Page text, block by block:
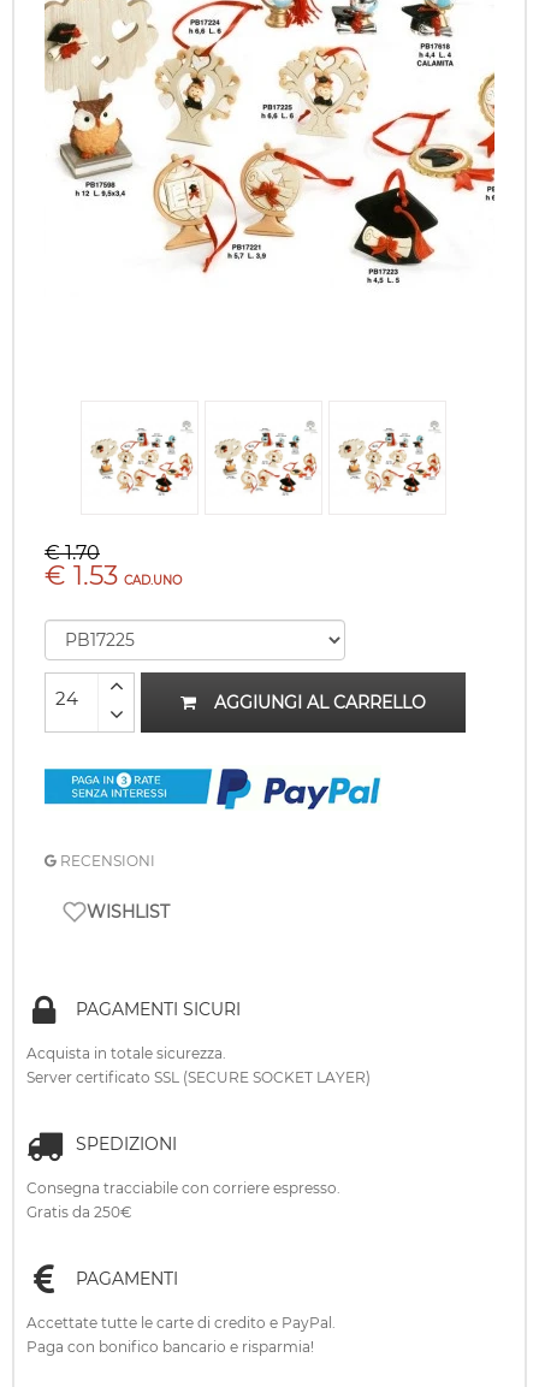
€ 1.70
€ 1.53 CAD.UNO
AGGIUNGI AL CARRELLO
RECENSIONI
WISHLIST
PAGAMENTI SICURI
Acquista in totale sicurezza.
Server certificato SSL (SECURE SOCKET LAYER)
SPEDIZIONI
Consegna tracciabile con corriere espresso.
Gratis da 250€
PAGAMENTI
Accettate tutte le carte di credito e PayPal.
Paga con bonifico bancario e risparmia!